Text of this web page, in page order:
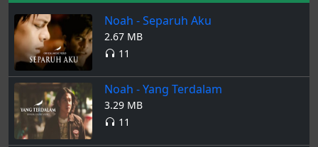
Noah - Separuh Aku
2.67 MB
11
Noah - Yang Terdalam
3.29 MB
11